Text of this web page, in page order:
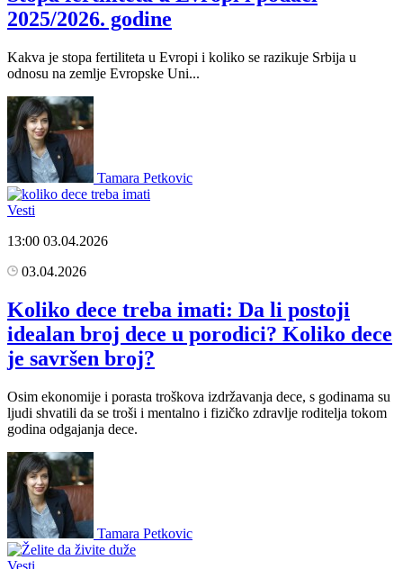
2025/2026. godine
Kakva je stopa fertiliteta u Evropi i koliko se razikuje Srbija u
odnosu na zemlje Evropske Uni...
Tamara Petkovic
Vesti
13:00 03.04.2026
03.04.2026
Koliko dece treba imati: Da li postoji
idealan broj dece u porodici? Koliko dece
je savršen broj?
Osim ekonomije i porasta troškova izdržavanja dece, s godinama su
ljudi shvatili da se troši i mentalno i fizičko zdravlje roditelja tokom
godina odgajanja dece.
Tamara Petkovic
Vesti